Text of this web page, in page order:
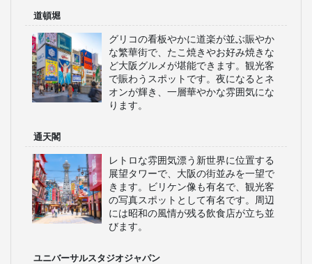
道頓堀
グリコの看板やかに道楽が並ぶ賑やか
な繁華街で、たこ焼きやお好み焼きな
ど大阪グルメが堪能できます。観光客
で賑わうスポットです。夜になるとネ
オンが輝き、一層華やかな雰囲気にな
ります。
通天閣
レトロな雰囲気漂う新世界に位置する
展望タワーで、大阪の街並みを一望で
きます。ビリケン像も有名で、観光客
の写真スポットとして有名です。周辺
には昭和の風情が残る飲食店が立ち並
びます。
ユニバーサルスタジオジャパン